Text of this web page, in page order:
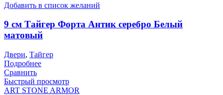
Добавить в список желаний
9 см Тайгер Форта Антик серебро Белый
матовый
Двери, Тайгер
Подробнее
Сравнить
Быстрый просмотр
ART STONE ARMOR